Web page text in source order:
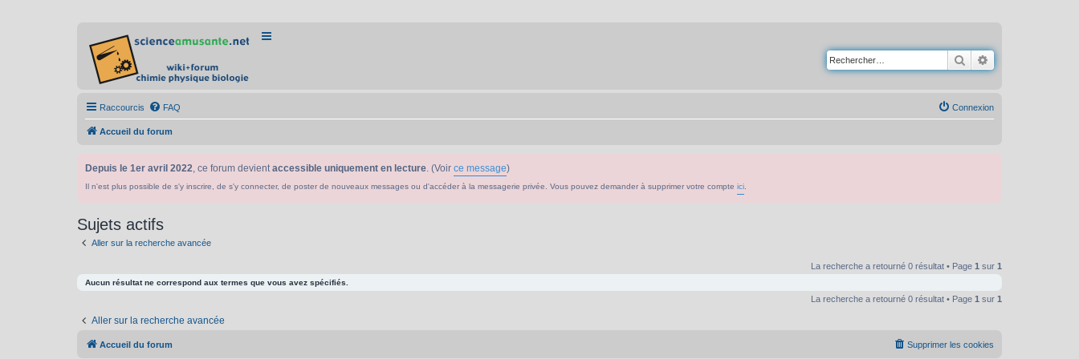
Rechercher
Raccourcis FAQ Connexion
Accueil du forum
Depuis le 1er avril 2022, ce forum devientaccessible uniquement en lecture. (Voir ce message)
Il n'est plus possible de s'y inscrire, de s'y connecter, de poster de nouveaux messages ou d'accéder à la messagerie privée. Vous pouvez demander à supprimer votre compte ici
Sujets actifs
Aller sur la recherche avancée
La recherche a retourné 0 résultat • Page 1 sur 1
Aucun résultat ne correspond aux termes que vous avez spécifiés.
La recherche a retourné 0 résultat • Page 1 sur 1
Aller sur la recherche avancée
Accueil du forum Supprimer les cookies